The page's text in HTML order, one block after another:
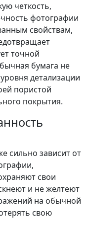
четкость,
фотографии
свойствам,
точной
бумага не
детализации
пористой
покрытия.
сильно зависит от
свои
и не желтеют
на обычной
свою